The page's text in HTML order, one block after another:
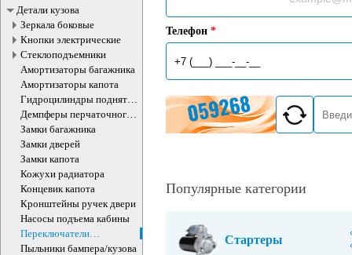
Детали кузова
Зеркала боковые
Кнопки электрические
Стеклоподъемники
Амортизаторы багажника
Амортизаторы капота
Гидроцилиндры поднятия
кабины
Демпферы перчаточного
ящика
Замки багажника
Замки дверей
Замки капота
Кожухи радиатора
Концевик капота
Кронштейны ручек двери
Насосы подъема кабины
Переключатели
подрулевые
Пыльники бампера/кузова
Телефон *
Популярные категории
Стартеры